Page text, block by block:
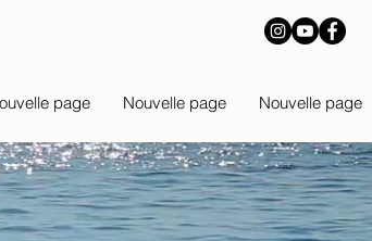
page Nouvelle page Nouvelle page